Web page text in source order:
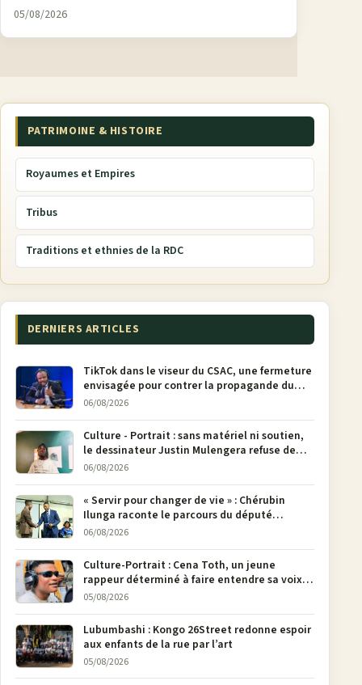
05/08/2026
PATRIMOINE & HISTOIRE
Royaumes et Empires
Tribus
Traditions et ethnies de la RDC
DERNIERS ARTICLES
TikTok dans le viseur du CSAC, une fermeture
envisagée pour contrer la propagande du
M23
06/08/2026
Culture - Portrait : sans matériel ni soutien,
le dessinateur Justin Mulengera refuse de
poser son crayon
06/08/2026
« Servir pour changer de vie » : Chérubin
Ilunga raconte le parcours du député
national Jethro Muyombi Tshimbu en 137
06/08/2026
Culture-Portrait : Cena Toth, un jeune
rappeur déterminé à faire entendre sa voix à
Bunia
05/08/2026
Lubumbashi : Kongo 26Street redonne espoir
aux enfants de la rue par l’art
05/08/2026